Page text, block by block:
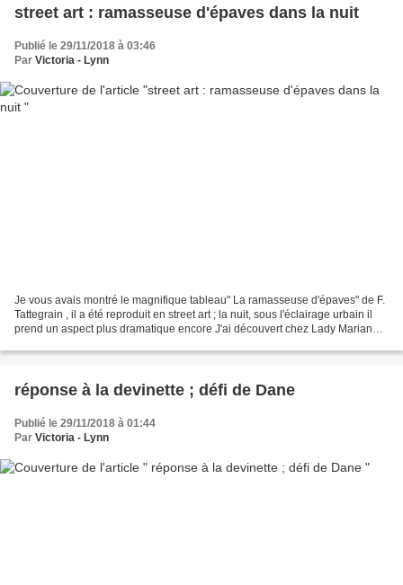
street art : ramasseuse d'épaves dans la nuit
Publié le 29/11/2018 à 03:46
Par Victoria - Lynn
Je vous avais montré le magnifique tableau" La ramasseuse d'épaves" de F.
Tattegrain , il a été reproduit en street art ; la nuit, sous l'éclairage urbain il
prend un aspect plus dramatique encore J'ai découvert chez Lady Marianne
réponse à la devinette ; défi de Dane
Publié le 29/11/2018 à 01:44
Par Victoria - Lynn